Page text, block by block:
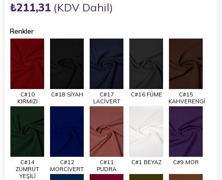
₺211,31 (KDV Dahil)
Renkler
C#10
KIRMIZI
C#18 SİYAH
C#17
LACİVERT
C#16 FÜME
C#15
KAHVERENGİ
C#14
ZÜMRÜT
YEŞİLİ
C#12
MORCİVERT
C#11
PUDRA
C#1 BEYAZ C#9 MOR